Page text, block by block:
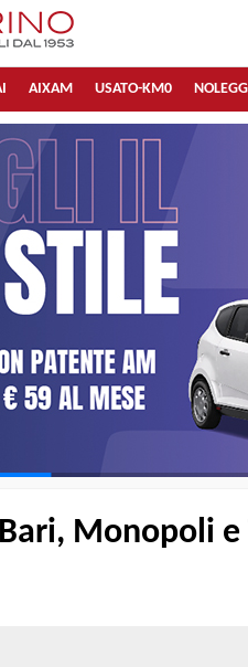
AIXAM USATO-KM0
Bari, Monopoli e